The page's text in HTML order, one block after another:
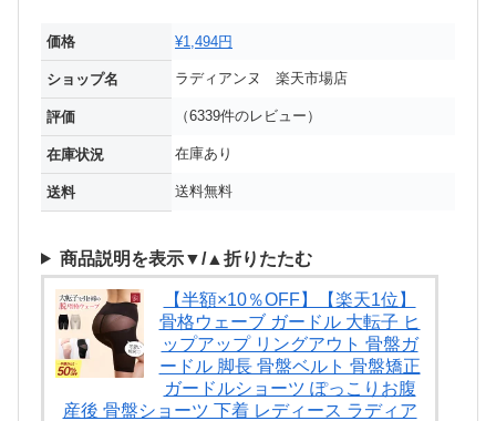
価格 ¥1,494円
ショップ名 ラディアンヌ 楽天市場店
評価 （6339件のレビュー）
在庫状況 在庫あり
送料 送料無料
商品説明を表示▼/▲折りたたむ
【半額×10％OFF】【楽天1位】
骨格ウェーブ ガードル 大転子 ヒ
ップアップ リングアウト 骨盤ガ
ードル 脚長 骨盤ベルト 骨盤矯正
ガードルショーツ ぽっこりお腹
産後 骨盤ショーツ 下着 レディース ラディア